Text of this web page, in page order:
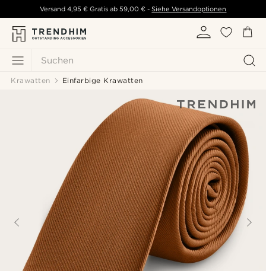
Suchen
Versand 4,95 € Gratis ab 59,00 € - Siehe Versandoptionen
Krawatten Einfarbige Krawatten